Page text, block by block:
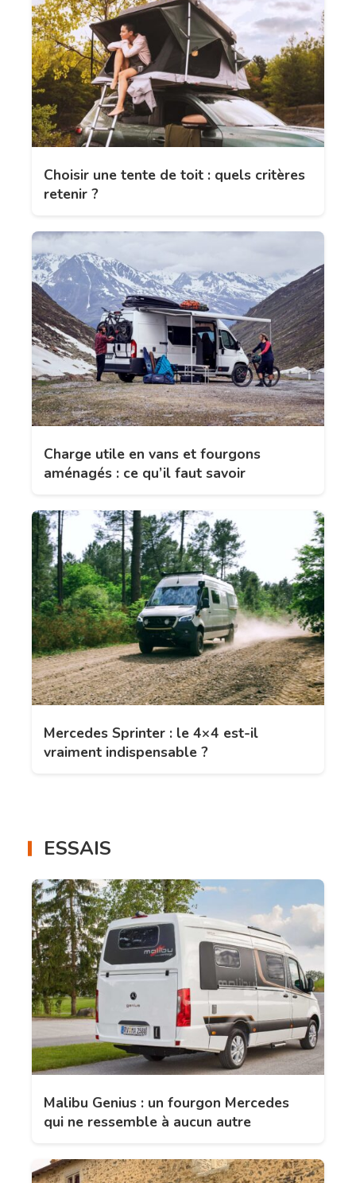
Choisir une tente de toit : quels critères
retenir ?
Charge utile en vans et fourgons
aménagés : ce qu’il faut savoir
Mercedes Sprinter : le 4×4 est-il
vraiment indispensable ?
ESSAIS
Malibu Genius : un fourgon Mercedes
qui ne ressemble à aucun autre